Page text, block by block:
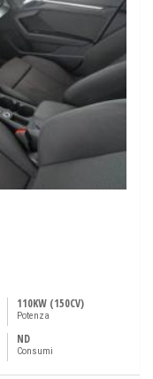
110KW (150CV)
Potenza
ND
Consumi